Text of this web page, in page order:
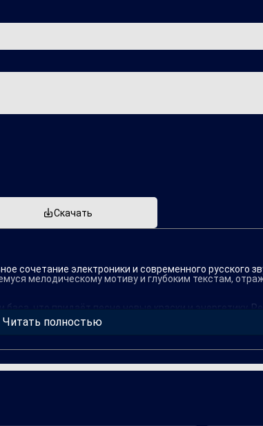
Скачать
сочетание электроники и современного русского
мелодическому мотиву и глубоким текстам,
что придаёт песне новые краски и энергетику.
новых танцевальных версий. "Царица" в
Читать полностью